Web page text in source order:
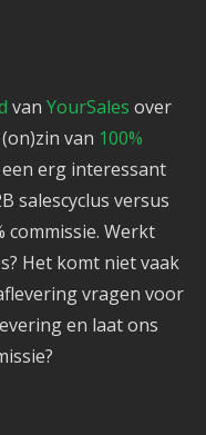
vanYourSales over
van 100%
erg interessant
salescyclus versus
commissie. Werkt
Het komt niet vaak
vragen voor
en laat ons